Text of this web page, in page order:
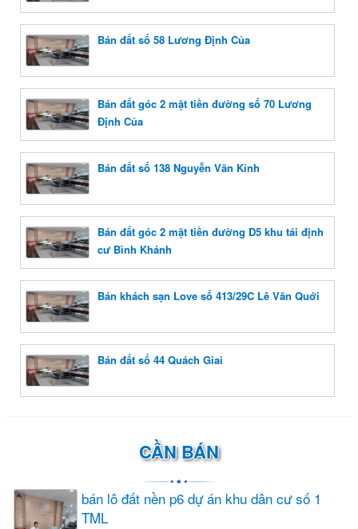
Bán đất số 58 Lương Định Của
Bán đất góc 2 mặt tiền đường số 70 Lương
Định Của
Bán đất số 138 Nguyễn Văn Kỉnh
Bán đất góc 2 mặt tiền đường D5 khu tái định
cư Bình Khánh
Bán khách sạn Love số 413/29C Lê Văn Quới
Bán đất số 44 Quách Giai
CẦN BÁN
bán lô đất nền p6 dự án khu dân cư số 1
TML